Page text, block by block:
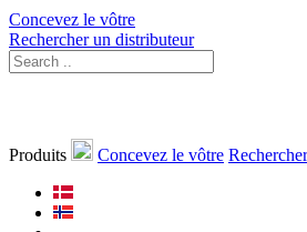
Concevez le vôtre
Rechercher un distributeur
Produits Concevez le vôtre